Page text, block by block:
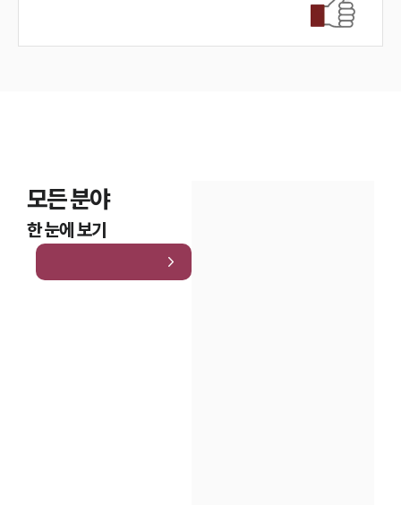
모든 분야
한 눈에 보기